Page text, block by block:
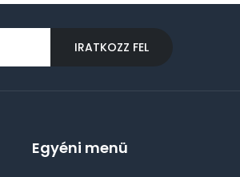
IRATKOZZ FEL
Egyéni menü